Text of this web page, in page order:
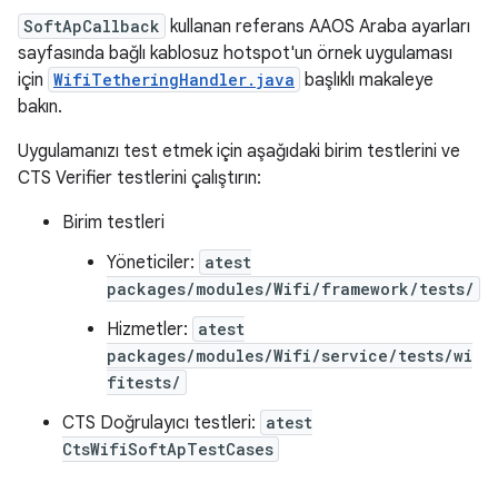
SoftApCallback kullanan referans AAOS Araba ayarları
sayfasında bağlı kablosuz hotspot'un örnek uygulaması
için WifiTetheringHandler.java başlıklı makaleye
bakın.
Uygulamanızı test etmek için aşağıdaki birim testlerini ve
CTS Verifier testlerini çalıştırın:
Birim testleri
Yöneticiler: atest
packages/modules/Wifi/framework/tests/
Hizmetler: atest
packages/modules/Wifi/service/tests/wi
fitests/
CTS Doğrulayıcı testleri: atest
CtsWifiSoftApTestCases